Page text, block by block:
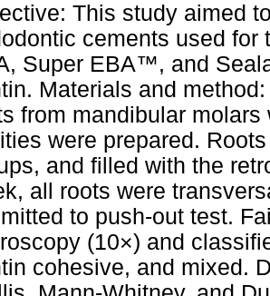
This study aimed
cements used
Super EBA™, and
Materials and
from mandibular
were prepared.
and filled with the
all roots were
to push-out test.
(10×) and
cohesive, and mixed.